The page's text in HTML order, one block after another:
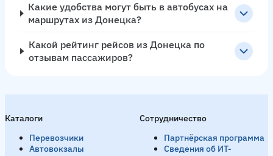
Какие удобства могут быть в автобусах на
маршрутах из Донецка?
Какой рейтинг рейсов из Донецка по
отзывам пассажиров?
Каталоги
Перевозчики
Автовокзалы
Сотрудничество
Партнёрская программа
Сведения об ИТ-